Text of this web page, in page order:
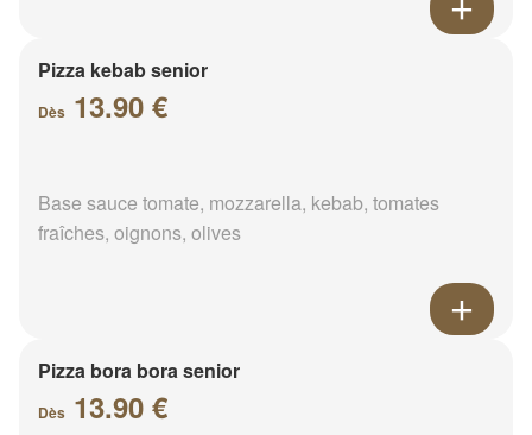
Pizza kebab senior
Dès 13.90 €
Base sauce tomate, mozzarella, kebab, tomates
fraîches, oignons, olives
Pizza bora bora senior
Dès 13.90 €